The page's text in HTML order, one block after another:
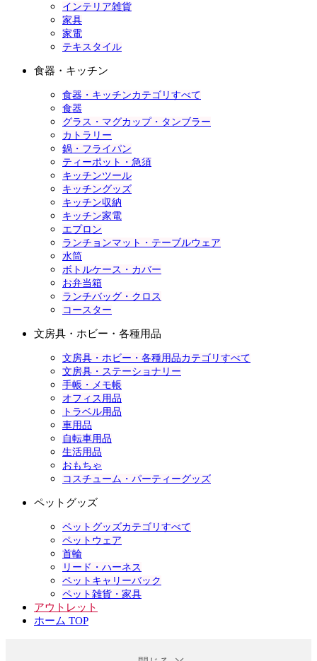
インテリア雑貨
家具
家電
テキスタイル
食器・キッチン
食器・キッチンカテゴリすべて
食器
グラス・マグカップ・タンブラー
カトラリー
鍋・フライパン
ティーポット・急須
キッチンツール
キッチングッズ
キッチン収納
キッチン家電
エプロン
ランチョンマット・テーブルウェア
水筒
ボトルケース・カバー
お弁当箱
ランチバッグ・クロス
コースター
文房具・ホビー・各種用品
文房具・ホビー・各種用品カテゴリすべて
文房具・ステーショナリー
手帳・メモ帳
オフィス用品
トラベル用品
車用品
自転車用品
生活用品
おもちゃ
コスチューム・パーティーグッズ
ペットグッズ
ペットグッズカテゴリすべて
ペットウェア
首輪
リード・ハーネス
ペットキャリーバック
ペット雑貨・家具
アウトレット
ホーム TOP